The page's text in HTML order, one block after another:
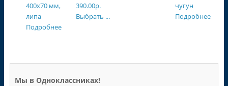
400х70 мм,
липа
Подробнее
390.00р.
Выбрать ...
чугун
Подробнее
Мы в Одноклассниках!